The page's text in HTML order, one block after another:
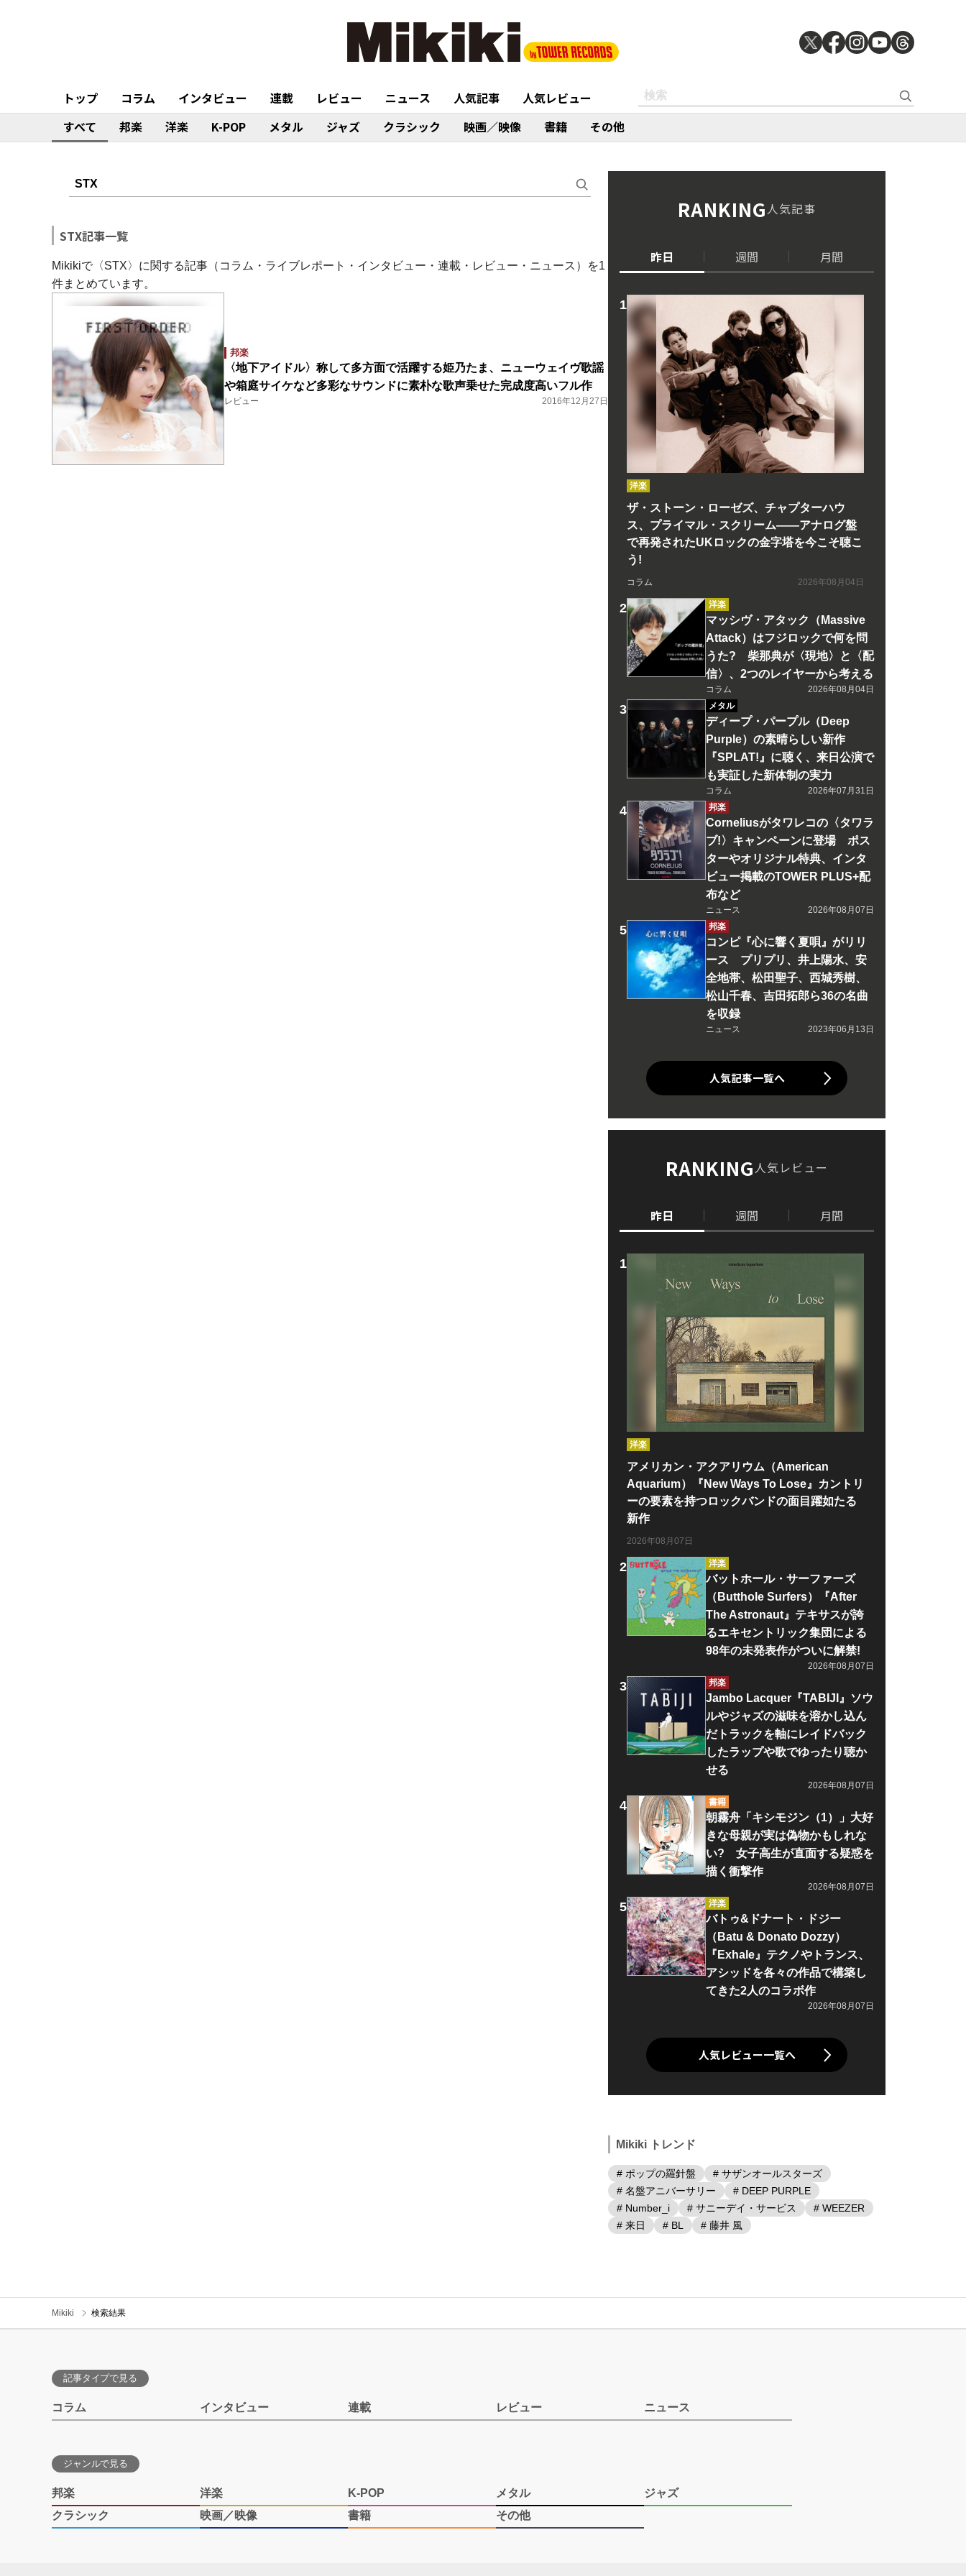
トップ コラム インタビュー 連載 レビュー ニュース 人気記事
人気レビュー
すべて
邦楽 洋楽 K-POP メタル ジャズ クラシック 映画／映像 書籍 その他
STX記事一覧
Mikikiで〈STX〉に関する記事（コラム・ライブレポート・インタビュー・連載・レビュー・ニュース）を1
件まとめています。
邦楽
〈地下アイドル〉称して多方面で活躍する姫乃たま、ニューウェイヴ歌謡
や箱庭サイケなど多彩なサウンドに素朴な歌声乗せた完成度高いフル作
レビュー 2016年12月27日
RANKING人気記事
昨日 週間 月間
洋楽
ザ・ストーン・ローゼズ、チャプターハウ
ス、プライマル・スクリーム――アナログ盤
で再発されたUKロックの金字塔を今こそ聴こ
う!
コラム 2026年08月04日
洋楽
マッシヴ・アタック（Massive
Attack）はフジロックで何を問
うた? 柴那典が〈現地〉と〈配
信〉、2つのレイヤーから考える
コラム
2026年08月04日
メタル
ディープ・パープル（Deep
Purple）の素晴らしい新作
『SPLAT!』に聴く、来日公演で
も実証した新体制の実力
コラム
2026年07月31日
邦楽
Corneliusがタワレコの〈タワラ
ブ!〉キャンペーンに登場 ポス
ターやオリジナル特典、インタ
ビュー掲載のTOWER PLUS+配
布など
ニュース
2026年08月07日
邦楽
コンピ『心に響く夏唄』がリリ
ース プリプリ、井上陽水、安
全地帯、松田聖子、西城秀樹、
松山千春、吉田拓郎ら36の名曲
を収録
ニュース 2023年06月13日
人気記事一覧へ
RANKING人気レビュー
昨日 週間 月間
洋楽
アメリカン・アクアリウム（American
Aquarium）『New Ways To Lose』カントリ
ーの要素を持つロックバンドの面目躍如たる
新作
2026年08月07日
洋楽
バットホール・サーファーズ
（Butthole Surfers）『After
The Astronaut』テキサスが誇
るエキセントリック集団による
98年の未発表作がついに解禁!
2026年08月07日
邦楽
Jambo Lacquer『TABIJI』ソウ
ルやジャズの滋味を溶かし込ん
だトラックを軸にレイドバック
したラップや歌でゆったり聴か
せる
2026年08月07日
書籍
朝霧舟「キシモジン（1）」大好
きな母親が実は偽物かもしれな
い? 女子高生が直面する疑惑を
描く衝撃作
2026年08月07日
洋楽
バトゥ&ドナート・ドジー
（Batu & Donato Dozzy）
『Exhale』テクノやトランス、
アシッドを各々の作品で構築し
てきた2人のコラボ作
2026年08月07日
人気レビュー一覧へ
Mikiki トレンド
# ポップの羅針盤
# サザンオールスターズ
# 名盤アニバーサリー
# DEEP PURPLE
# Number_i
# サニーデイ・サービス
# WEEZER
# 来日
# BL # 藤井 風
Mikiki 検索結果
記事タイプで見る
コラム インタビュー 連載 レビュー ニュース
ジャンルで見る
邦楽 洋楽 K-POP メタル
ジャズ
クラシック
映画／映像 書籍 その他